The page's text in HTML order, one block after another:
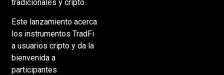
tradicionales y cripto.
Este lanzamiento acerca
los instrumentos TradFi
a usuarios cripto y da la
bienvenida a
participantes